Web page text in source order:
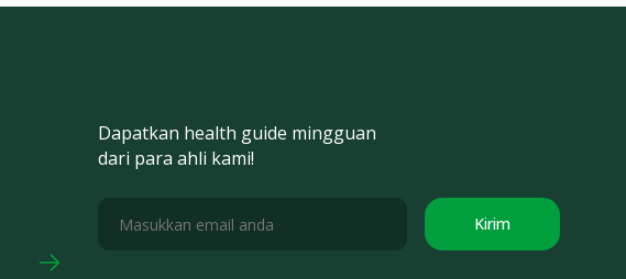
Dapatkan health guide mingguan
dari para ahli kami!
Kirim